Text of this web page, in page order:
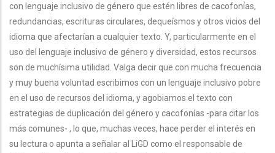
con lenguaje inclusivo de género que estén libres de cacofonías,
redundancias, escrituras circulares, dequeísmos y otros vicios del
idioma que afectarían a cualquier texto. Y, particularmente en el
uso del lenguaje inclusivo de género y diversidad, estos recursos
son de muchísima utilidad. Valga decir que con mucha frecuencia
y muy buena voluntad escribimos con un lenguaje inclusivo pobre
en el uso de recursos del idioma, y agobiamos el texto con
estrategias de duplicación del género y cacofonías -para citar los
más comunes- , lo que, muchas veces, hace perder el interés en
su lectura o apunta a señalar al LiGD como el responsable de